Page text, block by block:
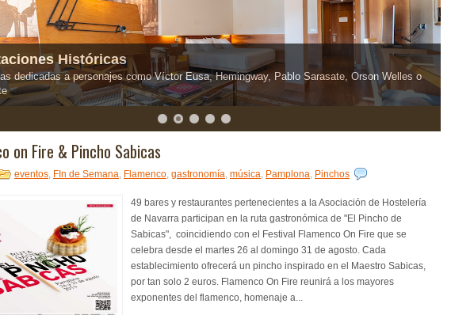
Históricas
dedicadas a personajes como Víctor Eusa, Hemingway, Pablo Sarasate, Orson Welles o
on Fire & Pincho Sabicas
eventos, FIn de Semana, Flamenco, gastronomía, música, Pamplona, Pinchos
49 bares y restaurantes pertenecientes a la Asociación de Hostelería
de Navarra participan en la ruta gastronómica de "El Pincho de
Sabicas", coincidiendo con el Festival Flamenco On Fire que se
celebra desde el martes 26 al domingo 31 de agosto. Cada
establecimiento ofrecerá un pincho inspirado en el Maestro Sabicas,
por tan solo 2 euros. Flamenco On Fire reunirá a los mayores
exponentes del flamenco, homenaje a...